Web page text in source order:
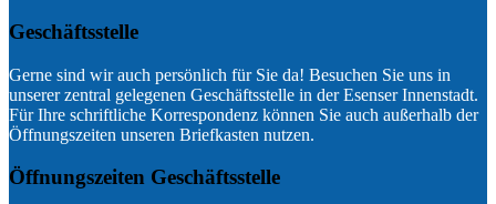
Geschäftsstelle
Gerne sind wir auch persönlich für Sie da! Besuchen Sie uns in
unserer zentral gelegenen Geschäftsstelle in der Esenser Innenstadt.
Für Ihre schriftliche Korrespondenz können Sie auch außerhalb der
Öffnungszeiten unseren Briefkasten nutzen.
Öffnungszeiten Geschäftsstelle